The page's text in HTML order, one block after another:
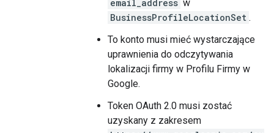
email_address w
BusinessProfileLocationSet .
To konto musi mieć wystarczające
uprawnienia do odczytywania
lokalizacji firmy w Profilu Firmy w
Google.
Token OAuth 2.0 musi zostać
uzyskany z zakresem